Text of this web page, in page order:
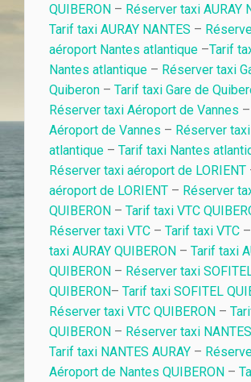
QUIBERON – Réserver taxi AURAY
Tarif taxi AURAY NANTES –
aéroport Nantes atlantique –Tarif
Nantes atlantique – Réserver taxi
Quiberon – Tarif taxi Gare de
Réserver taxi Aéroport de Vannes –
Aéroport de Vannes – Réserver
atlantique – Tarif taxi Nantes
Réserver taxi aéroport de LORIENT
aéroport de LORIENT – Réserver
QUIBERON – Tarif taxi VTC
Réserver taxi VTC – Tarif taxi VTC –
taxi AURAY QUIBERON – Tarif taxi
QUIBERON – Réserver taxi
QUIBERON– Tarif taxi SOFITEL
Réserver taxi VTC QUIBERON –
QUIBERON – Réserver taxi
Tarif taxi NANTES AURAY –
Aéroport de Nantes QUIBERON –